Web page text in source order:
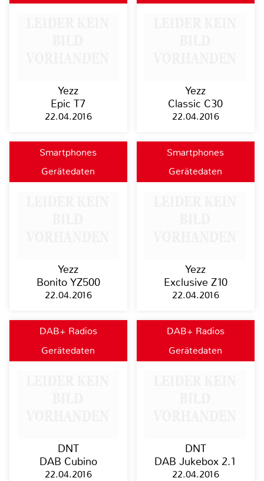
Yezz
Epic T7
22.04.2016
Yezz
Classic C30
22.04.2016
Smartphones
Gerätedaten
Yezz
Bonito YZ500
22.04.2016
Smartphones
Gerätedaten
Yezz
Exclusive Z10
22.04.2016
DAB+ Radios
Gerätedaten
DNT
DAB Cubino
22.04.2016
DAB+ Radios
Gerätedaten
DNT
DAB Jukebox 2.1
22.04.2016